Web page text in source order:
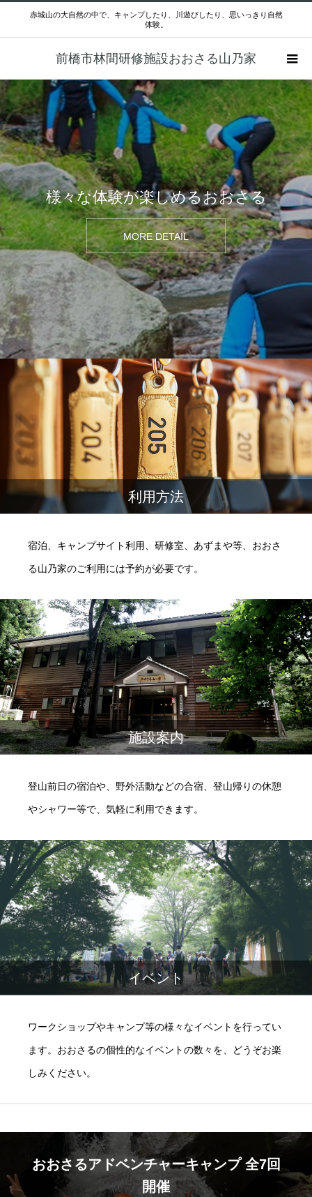
赤城山の大自然の中で、キャンプしたり、川遊びしたり、思いっきり自然
体験。
前橋市林間研修施設おおさる山乃家
様々な体験が楽しめるおおさる
MORE DETAIL
利用方法
宿泊、キャンプサイト利用、研修室、あずまや等、おおさ
る山乃家のご利用には予約が必要です。
施設案内
登山前日の宿泊や、野外活動などの合宿、登山帰りの休憩
やシャワー等で、気軽に利用できます。
イベント
ワークショップやキャンプ等の様々なイベントを行ってい
ます。おおさるの個性的なイベントの数々を、どうぞお楽
しみください。
おおさるアドベンチャーキャンプ 全7回
開催